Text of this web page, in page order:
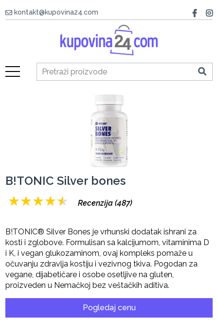
kontakt@kupovina24.com
B!TONIC Silver bones
★★★★★ Recenzija (487)
B!TONIC® Silver Bones je vrhunski dodatak ishrani za
kosti i zglobove. Formulisan sa kalcijumom, vitaminima D
i K, i vegan glukozaminom, ovaj kompleks pomaže u
očuvanju zdravlja kostiju i vezivnog tkiva. Pogodan za
vegane, dijabetičare i osobe osetljive na gluten,
proizveden u Nemačkoj bez veštačkih aditiva.
Pogledaj cenu